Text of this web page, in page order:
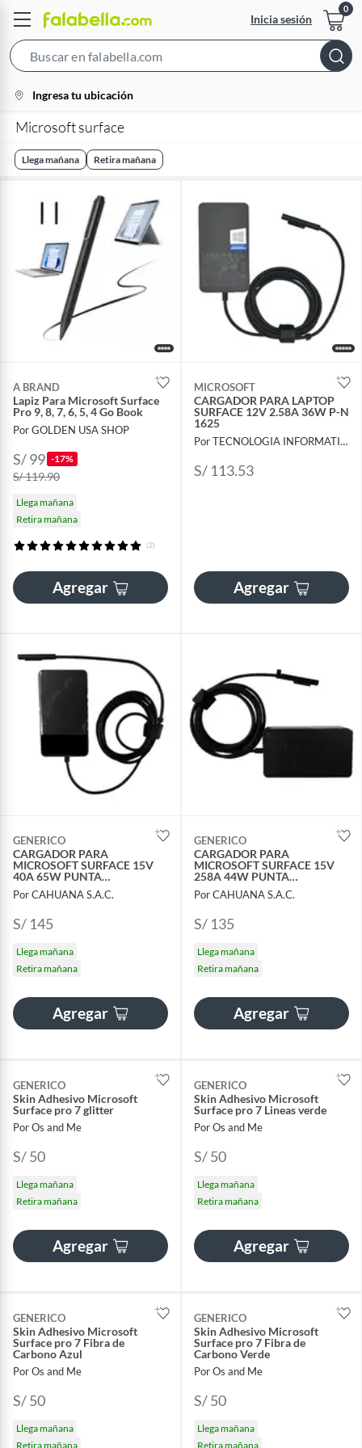
Inicia sesión
Bar
location-
icon
Ingresa tu ubicación
Microsoft surface
Llega mañana Retira mañana
A BRAND
Lapiz Para Microsoft Surface
Pro 9, 8, 7, 6, 5, 4 Go Book
Por GOLDEN USA SHOP
S/ 99 -17%
S/ 119.90
Llega mañana
Retira mañana
(2)
Agregar
MICROSOFT
CARGADOR PARA LAPTOP
SURFACE 12V 2.58A 36W P-N
1625
Por TECNOLOGIA INFORMATICA Y CONSULTORIA
S/ 113.53
Agregar
GENERICO
CARGADOR PARA
MICROSOFT SURFACE 15V
40A 65W PUNTA
MAGNETICA
Por CAHUANA S.A.C.
S/ 145
Llega mañana
Retira mañana
Agregar
GENERICO
CARGADOR PARA
MICROSOFT SURFACE 15V
258A 44W PUNTA
MAGNETICA
Por CAHUANA S.A.C.
S/ 135
Llega mañana
Retira mañana
Agregar
GENERICO
Skin Adhesivo Microsoft
Surface pro 7 glitter
Por Os and Me
S/ 50
Llega mañana
Retira mañana
Agregar
GENERICO
Skin Adhesivo Microsoft
Surface pro 7 Lineas verde
Por Os and Me
S/ 50
Llega mañana
Retira mañana
Agregar
GENERICO
Skin Adhesivo Microsoft
Surface pro 7 Fibra de
Carbono Azul
Por Os and Me
S/ 50
Llega mañana
Retira mañana
GENERICO
Skin Adhesivo Microsoft
Surface pro 7 Fibra de
Carbono Verde
Por Os and Me
S/ 50
Llega mañana
Retira mañana